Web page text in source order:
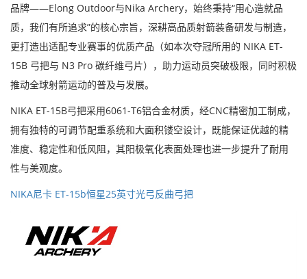
品牌——Elong Outdoor与Nika Archery，始终秉持“用心造就品
质，我们有所追求”的核心宗旨，深耕高品质射箭装备研发与制造，
更打造出适配专业赛事的优质产品（如本次夺冠所用的 NIKA ET-
15B 弓把与 N3 Pro 碳纤维弓片），助力运动员突破极限，同时积极
推动全球射箭运动的普及与发展。
NIKA ET-15B弓把采用6061-T6铝合金材质，经CNC精密加工制成，
拥有独特的可调节配重系统和大面积镂空设计，既能保证优越的精
准度、稳定性和低风阻，其阳极氧化表面处理也进一步提升了耐用
性与美观度。
NIKA尼卡 ET-15b恒星25英寸光弓反曲弓把